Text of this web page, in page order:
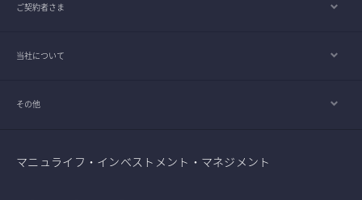
ご契約者さま
当社について
その他
マニュライフ・インベストメント・マネジメント